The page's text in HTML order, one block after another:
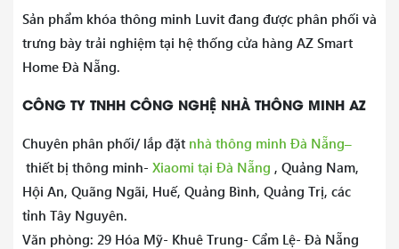
Sản phẩm khóa thông minh Luvit đang được phân phối và
trưng bày trải nghiệm tại hệ thống cửa hàng AZ Smart
Home Đà Nẵng.
CÔNG TY TNHH CÔNG NGHỆ NHÀ THÔNG MINH AZ
Chuyên phân phối/ lắp đặt nhà thông minh Đà Nẵng–
thiết bị thông minh- Xiaomi tại Đà Nẵng , Quảng Nam,
Hội An, Quãng Ngãi, Huế, Quảng Bình, Quảng Trị, các
tỉnh Tây Nguyên.
Văn phòng: 29 Hóa Mỹ- Khuê Trung- Cẩm Lệ- Đà Nẵng